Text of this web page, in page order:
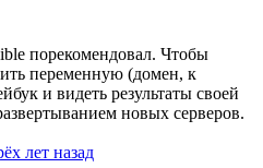
порекомендовал. Чтобы
переменную (домен, к
и видеть результаты своей
новых серверов.
лет назад